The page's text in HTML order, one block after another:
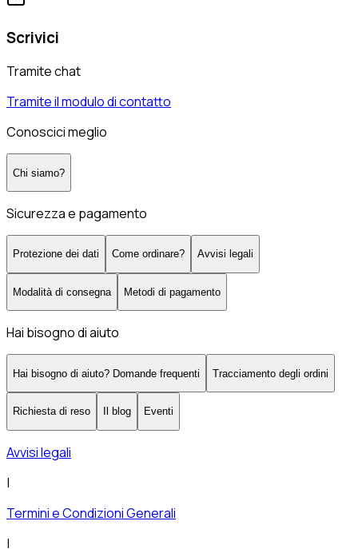
Scrivici
Tramite chat
Tramite il modulo di contatto
Conoscici meglio
Chi siamo?
Sicurezza e pagamento
Protezione dei dati Come ordinare? Avvisi legali
Modalità di consegna Metodi di pagamento
Hai bisogno di aiuto
Hai bisogno di aiuto? Domande frequenti Tracciamento degli ordini
Richiesta di reso Il blog Eventi
Avvisi legali
|
Termini e Condizioni Generali
|